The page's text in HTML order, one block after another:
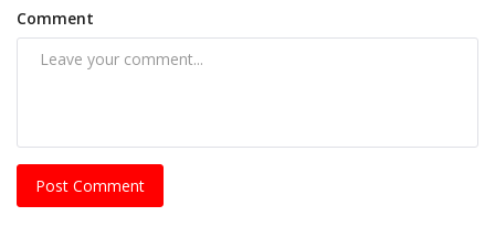
Comment
Post Comment